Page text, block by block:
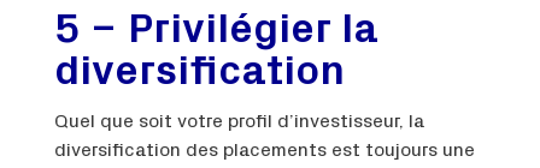
5 – Privilégier la
diversification
Quel que soit votre profil d’investisseur, la
diversification des placements est toujours une